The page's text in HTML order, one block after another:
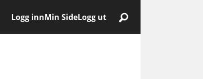
Logg innMin SideLogg ut